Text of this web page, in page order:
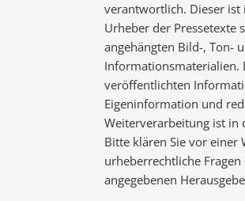
verantwortlich. Dieser ist
Urheber der Pressetexte
angehängten Bild-, Ton-
Informationsmaterialien.
veröffentlichten
Eigeninformation und
Weiterverarbeitung ist in
Bitte klären Sie vor einer
urheberrechtliche
angegebenen